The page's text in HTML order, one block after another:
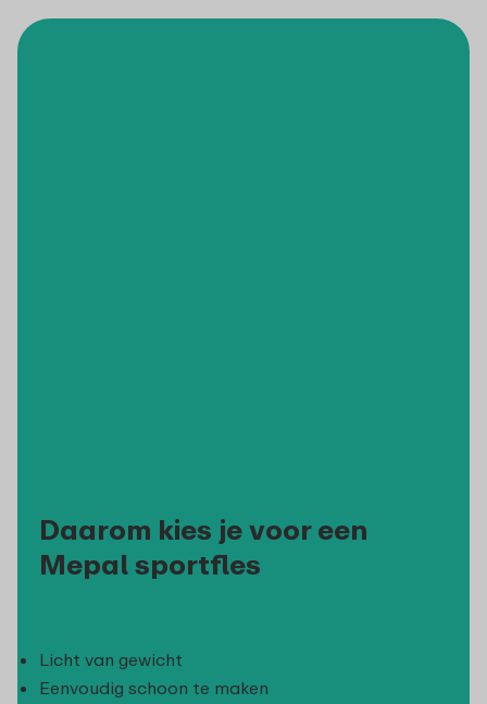
Daarom kies je voor een
Mepal sportfles
Licht van gewicht
Eenvoudig schoon te maken